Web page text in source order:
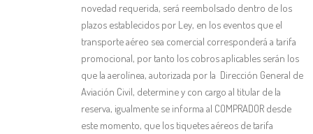
novedad requerida, será reembolsado dentro de los
plazos establecidos por Ley, en los eventos que el
transporte aéreo sea comercial corresponderá a tarifa
promocional, por tanto los cobros aplicables serán los
que la aerolínea, autorizada por la Dirección General de
Aviación Civil, determine y con cargo al titular de la
reserva, igualmente se informa al COMPRADOR desde
este momento, que los tiquetes aéreos de tarifa